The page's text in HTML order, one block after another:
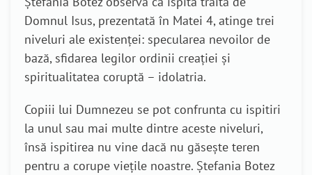
Domnul Isus, prezentată în Matei 4, atinge trei
niveluri ale existenței: specularea nevoilor de
bază, sfidarea legilor ordinii creației și
spiritualitatea coruptă – idolatria.
Copiii lui Dumnezeu se pot confrunta cu ispitiri
la unul sau mai multe dintre aceste niveluri,
însă ispitirea nu vine dacă nu găsește teren
pentru a corupe viețile noastre. Ștefania Botez